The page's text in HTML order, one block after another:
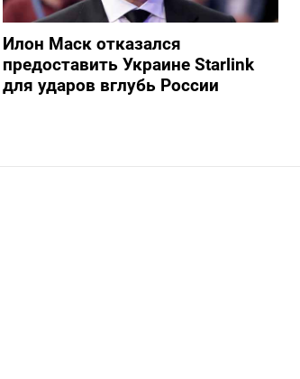
Илон Маск отказался
предоставить Украине Starlink
для ударов вглубь России